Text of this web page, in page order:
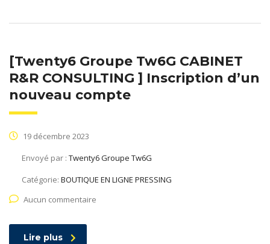
[Twenty6 Groupe Tw6G CABINET
R&R CONSULTING ] Inscription d’un
nouveau compte
19 décembre 2023
Envoyé par : Twenty6 Groupe Tw6G
Catégorie: BOUTIQUE EN LIGNE PRESSING
Aucun commentaire
Lire plus